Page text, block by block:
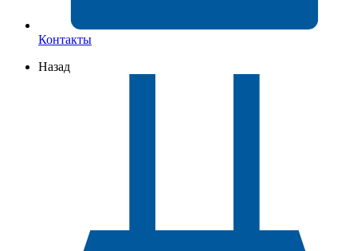
Контакты
Назад